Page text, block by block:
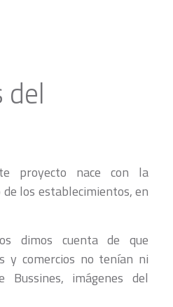
proyecto nace con la
de los establecimientos, en
dimos cuenta de que
y comercios no tenían ni
Bussines, imágenes del
del